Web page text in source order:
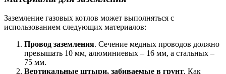
Заземление газовых котлов может выполняться с
использованием следующих материалов:
Провод заземления. Сечение медных проводов должно
превышать 10 мм, алюминиевых – 16 мм, а стальных –
75 мм.
Вертикальные штыри, забиваемые в грунт. Как